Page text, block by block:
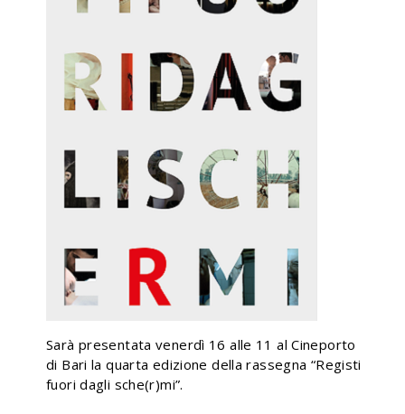
Sarà presentata venerdì 16 alle 11 al Cineporto
di Bari la quarta edizione della rassegna “Registi
fuori dagli sche(r)mi”.